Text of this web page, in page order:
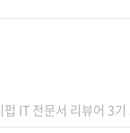
펍 IT 전문서 리뷰어 3기